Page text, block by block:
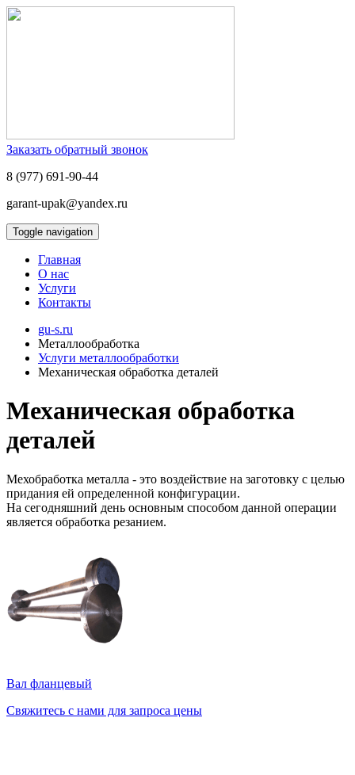
Заказать обратный звонок
8 (977) 691-90-44
garant-upak@yandex.ru
Toggle navigation
Главная
О нас
Услуги
Контакты
gu-s.ru
Металлообработка
Услуги металлообработки
Механическая обработка деталей
Механическая обработка
деталей
Мехобработка металла - это воздействие на заготовку с целью
придания ей определенной конфигурации.
На сегодняшний день основным способом данной операции
является обработка резанием.
Вал фланцевый
Свяжитесь с нами для запроса цены